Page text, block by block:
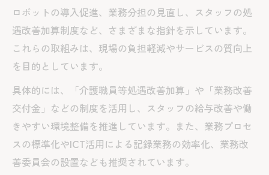
ロボットの導入促進、業務分担の見直し、スタッフの処
遇改善加算制度など、さまざまな指針を示しています。
これらの取組みは、現場の負担軽減やサービスの質向上
を目的としています。
具体的には、「介護職員等処遇改善加算」や「業務改善
交付金」などの制度を活用し、スタッフの給与改善や働
きやすい環境整備を推進しています。また、業務プロセ
スの標準化やICT活用による記録業務の効率化、業務改
善委員会の設置なども推奨されています。